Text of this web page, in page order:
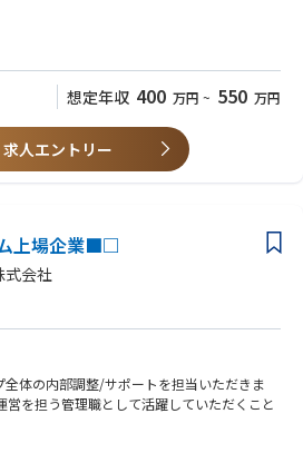
マニュアルの作成など営業の型づくりを通し
を図っております。
解や営業プロセスの習得を進める中で先輩社
、早期に一人前になれるような教育体制が整
からでも挑戦可能です。
途入社者の経験業界：不動産、金融、通信）
究開発の現場の見学など、理解を深めるため
ーズです。
ルギーの普及に向けた取り組みを続けてきま
資源の循環を通して持続可能な社会の実現を
想定年収 400 万円 ~ 550 万円
求人エントリー
上場企業■□
式会社
全体の内部調整/サポートを担当いただきま
営を担う管理職として活躍していただくこと